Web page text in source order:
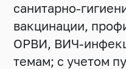
санитарно-
вакцинации,
ОРВИ, ВИЧ-
темам; с учетом